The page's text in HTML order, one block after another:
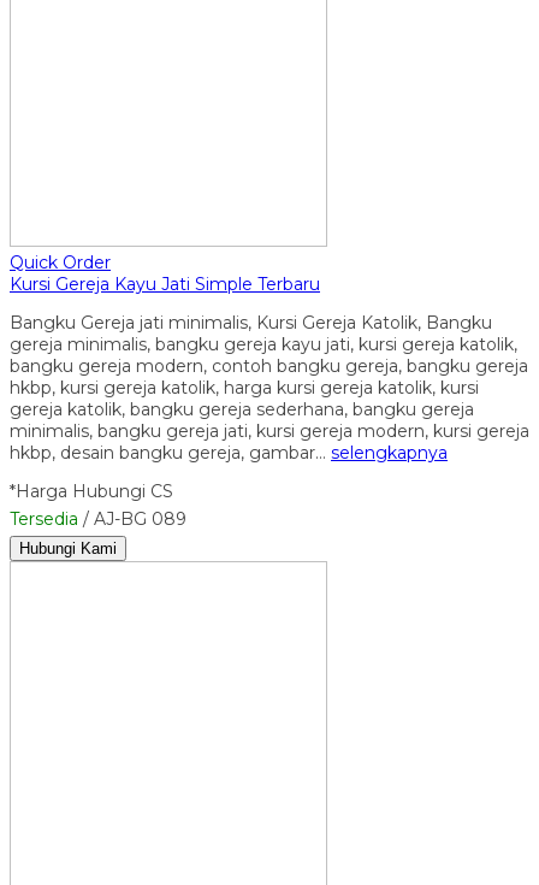
Quick Order
Kursi Gereja Kayu Jati Simple Terbaru
Bangku Gereja jati minimalis, Kursi Gereja Katolik, Bangku
gereja minimalis, bangku gereja kayu jati, kursi gereja katolik,
bangku gereja modern, contoh bangku gereja, bangku gereja
hkbp, kursi gereja katolik, harga kursi gereja katolik, kursi
gereja katolik, bangku gereja sederhana, bangku gereja
minimalis, bangku gereja jati, kursi gereja modern, kursi gereja
hkbp, desain bangku gereja, gambar… selengkapnya
*Harga Hubungi CS
Tersedia / AJ-BG 089
Hubungi Kami